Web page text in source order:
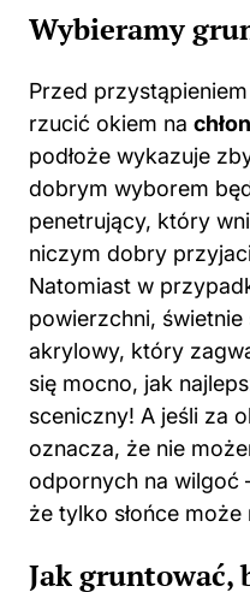
Wybieramy
Przed
rzucić okiem na
podłoże wykazuje
dobrym wyborem
penetrujący, który
niczym dobry
Natomiast w
powierzchni,
akrylowy, który
się mocno, jak
sceniczny! A jeśli za
oznacza, że nie
odpornych na wilgoć
że tylko słońce
Jak gruntować,